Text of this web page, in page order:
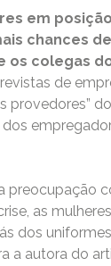
em
chances
os colegas
de
provedores”
preocupação
as
dos
a autora do